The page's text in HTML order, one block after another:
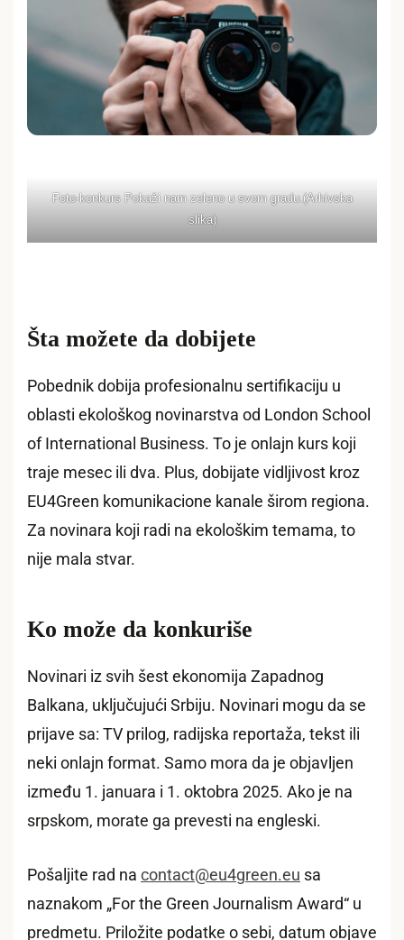
Foto-konkurs Pokaži nam zeleno u svom gradu.(Arhivska
slika)
Šta možete da dobijete
Pobednik dobija profesionalnu sertifikaciju u
oblasti ekološkog novinarstva od London School
of International Business. To je onlajn kurs koji
traje mesec ili dva. Plus, dobijate vidljivost kroz
EU4Green komunikacione kanale širom regiona.
Za novinara koji radi na ekološkim temama, to
nije mala stvar.
Ko može da konkuriše
Novinari iz svih šest ekonomija Zapadnog
Balkana, uključujući Srbiju. Novinari mogu da se
prijave sa: TV prilog, radijska reportaža, tekst ili
neki onlajn format. Samo mora da je objavljen
između 1. januara i 1. oktobra 2025. Ako je na
srpskom, morate ga prevesti na engleski.
Pošaljite rad na contact@eu4green.eu sa
naznakom „For the Green Journalism Award“ u
predmetu. Priložite podatke o sebi, datum objave